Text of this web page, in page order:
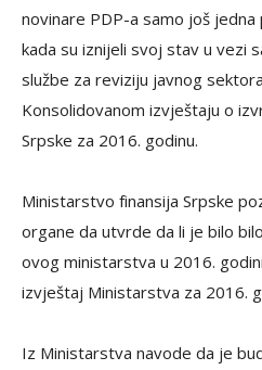
novinare PDP-a samo još
kada su iznijeli svoj stav u vezi
službe za reviziju javnog
Konsolidovanom izvještaju o
Srpske za 2016. godinu.
Ministarstvo finansija Srpske
organe da utvrde da li je bilo
ovog ministarstva u 2016.
izvještaj Ministarstva za 2016.
Iz Ministarstva navode da je